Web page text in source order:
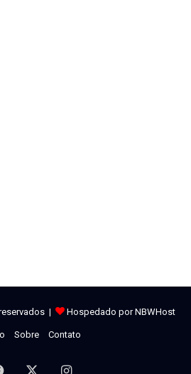
| Hospedado por NBWHost
Sobre Contato
Facebook Instagram